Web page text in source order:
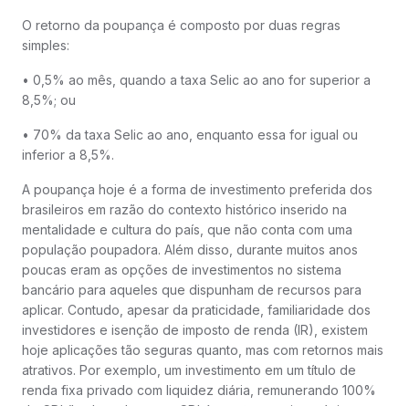
O retorno da poupança é composto por duas regras
simples:
• 0,5% ao mês, quando a taxa Selic ao ano for superior a
8,5%; ou
• 70% da taxa Selic ao ano, enquanto essa for igual ou
inferior a 8,5%.
A poupança hoje é a forma de investimento preferida dos
brasileiros em razão do contexto histórico inserido na
mentalidade e cultura do país, que não conta com uma
população poupadora. Além disso, durante muitos anos
poucas eram as opções de investimentos no sistema
bancário para aqueles que dispunham de recursos para
aplicar. Contudo, apesar da praticidade, familiaridade dos
investidores e isenção de imposto de renda (IR), existem
hoje aplicações tão seguras quanto, mas com retornos mais
atrativos. Por exemplo, um investimento em um título de
renda fixa privado com liquidez diária, remunerando 100%